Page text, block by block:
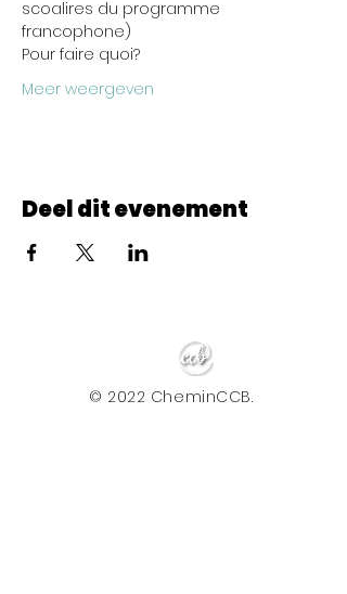
scoalires du programme
francophone)
Pour faire quoi?
Meer weergeven
Deel dit evenement
© 2022 CheminCCB.